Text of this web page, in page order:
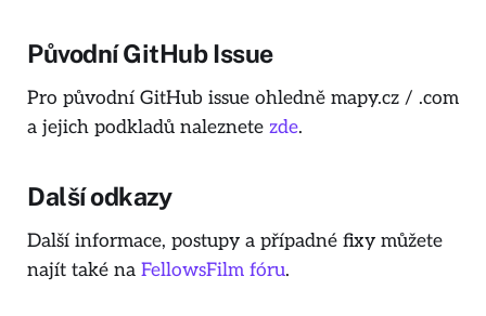
Původní GitHub Issue
Pro původní GitHub issue ohledně mapy.cz / .com
a jejich podkladů naleznete zde.
Další odkazy
Další informace, postupy a případné fixy můžete
najít také na FellowsFilm fóru.